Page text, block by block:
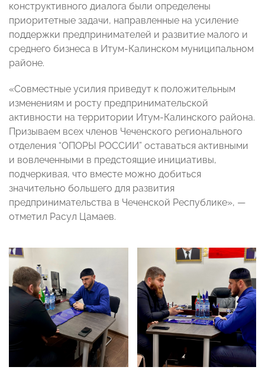
конструктивного диалога были определены
приоритетные задачи, направленные на усиление
поддержки предпринимателей и развитие малого и
среднего бизнеса в Итум-Калинском муниципальном
районе.
«Совместные усилия приведут к положительным
изменениям и росту предпринимательской
активности на территории Итум-Калинского района.
Призываем всех членов Чеченского регионального
отделения “ОПОРЫ РОССИИ” оставаться активными
и вовлеченными в предстоящие инициативы,
подчеркивая, что вместе можно добиться
значительно большего для развития
предпринимательства в Чеченской Республике», —
отметил Расул Цамаев.